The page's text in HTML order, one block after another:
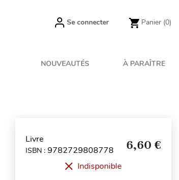
Se connecter Panier (0)
NOUVEAUTÉS À PARAÎTRE
Livre
ISBN : 9782729808778 6,60 €
Indisponible